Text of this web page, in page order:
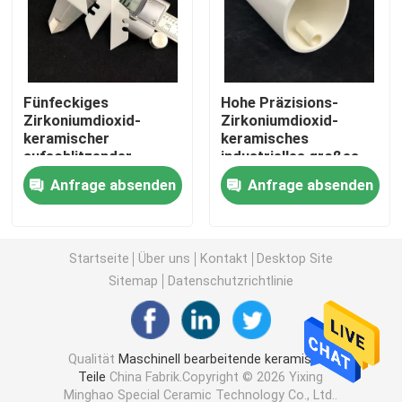
Aluminiumoxyd keramisch
Steatit keramisch
Zirkoniumdioxid keramisch
Keramische Platte der Tonerde
Keramische Stange der Tonerde
Keramisches Rohr der Tonerde
Fünfeckiges
Zirkoniumdioxid-
keramischer
aufschlitzender
Gebrauchsverschluß
weg Rasiermesser-
vom runden Messer
Anfrage absenden
Hohe Präzisions-
Zirkoniumdioxid-
keramisches
industrielles großes
Zirkoniumdioxid-
keramisches Rohr
1400C
Anfrage absenden
Startseite Über uns Kontakt
Desktop Site
Sitemap
Datenschutzrichtlinie
Qualität Maschinell bearbeitende keramische
Teile China Fabrik.Copyright © 2026 Yixing
Minghao Special Ceramic Technology Co., Ltd..